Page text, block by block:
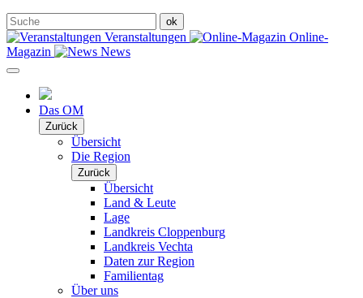
Veranstaltungen
Online-
Magazin
News
Das OM
Zurück
Übersicht
Die Region
Zurück
Übersicht
Land & Leute
Lage
Landkreis Cloppenburg
Landkreis Vechta
Daten zur Region
Familientag
Über uns